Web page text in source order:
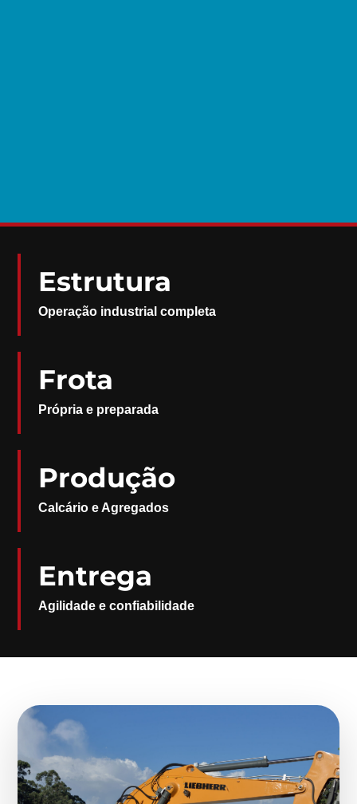
Estrutura
Operação industrial completa
Frota
Própria e preparada
Produção
Calcário e Agregados
Entrega
Agilidade e confiabilidade